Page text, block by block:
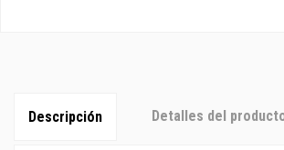
Descripción Detalles del